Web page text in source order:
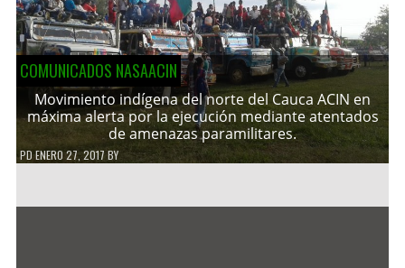
COMUNICADOS NASAACIN
Movimiento indígena del norte del Cauca ACIN en
máxima alerta por la ejecución mediante atentados
de amenazas paramilitares.
PDENERO 27, 2017 BY